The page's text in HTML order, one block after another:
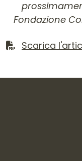
Fondazione
Scarica il
Scarica